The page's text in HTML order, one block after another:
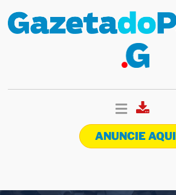
ANUNCIE AQUI